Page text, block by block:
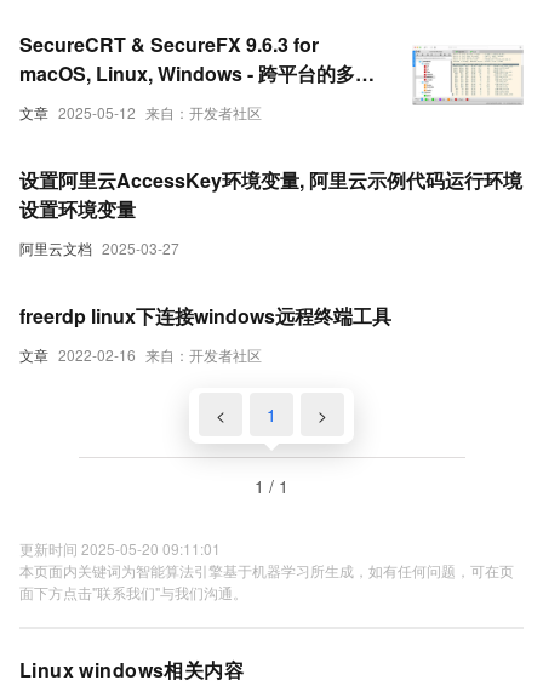
文章 2025-05-12 来自：开发者社区
SecureCRT & SecureFX 9.6.3 for
macOS, Linux, Windows - 跨平台的多协
议终端仿真和文件传输
阿里云文档 2025-03-27
设置阿里云AccessKey环境变量, 阿里云示例代码运行环境
设置环境变量
文章 2022-02-16 来自：开发者社区
freerdp linux下连接windows远程终端工具
< 1 >
1 / 1
更新时间 2025-05-20 09:11:01
本页面内关键词为智能算法引擎基于机器学习所生成，如有任何问题，可在页
面下方点击"联系我们"与我们沟通。
Linux windows相关内容